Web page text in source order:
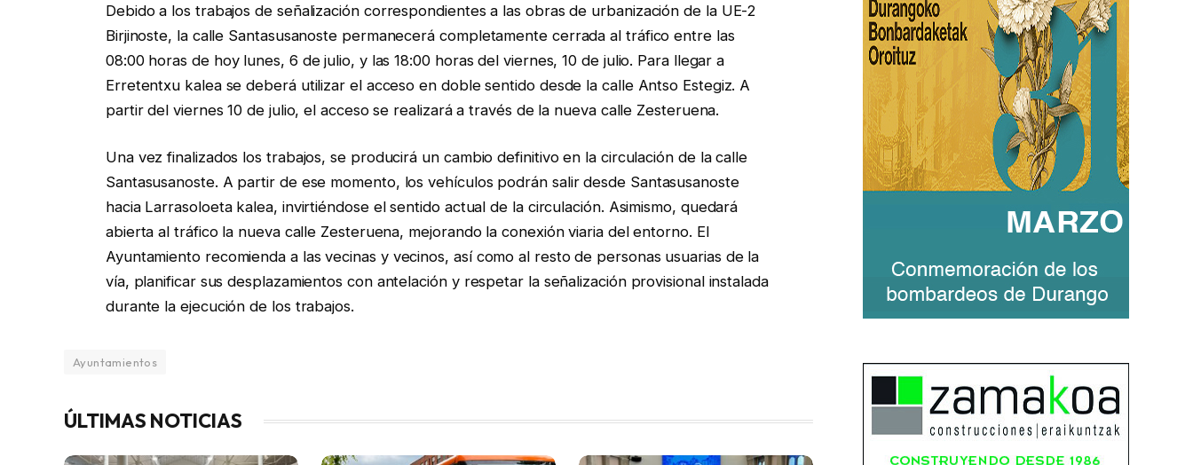
Debido a los trabajos de señalización correspondientes a las obras de urbanización de la UE-2
Birjinoste, la calle Santasusanoste permanecerá completamente cerrada al tráfico entre las
08:00 horas de hoy lunes, 6 de julio, y las 18:00 horas del viernes, 10 de julio. Para llegar a
Erretentxu kalea se deberá utilizar el acceso en doble sentido desde la calle Antso Estegiz. A
partir del viernes 10 de julio, el acceso se realizará a través de la nueva calle Zesteruena.
Una vez finalizados los trabajos, se producirá un cambio definitivo en la circulación de la calle
Santasusanoste. A partir de ese momento, los vehículos podrán salir desde Santasusanoste
hacia Larrasoloeta kalea, invirtiéndose el sentido actual de la circulación. Asimismo, quedará
abierta al tráfico la nueva calle Zesteruena, mejorando la conexión viaria del entorno. El
Ayuntamiento recomienda a las vecinas y vecinos, así como al resto de personas usuarias de la
vía, planificar sus desplazamientos con antelación y respetar la señalización provisional instalada
durante la ejecución de los trabajos.
Ayuntamientos
ÚLTIMAS NOTICIAS